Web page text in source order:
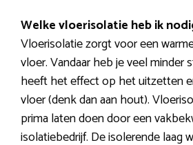
Welke vloerisolatie heb ik
Vloerisolatie zorgt voor een
vloer. Vandaar heb je veel
heeft het effect op het uitzetten
vloer (denk dan aan hout).
prima laten doen door een
isolatiebedrijf. De isolerende laag